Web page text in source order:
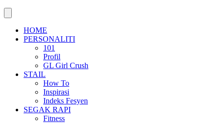
HOME
PERSONALITI
101
Profil
GL Girl Crush
STAIL
How To
Inspirasi
Indeks Fesyen
SEGAK RAPI
Fitness